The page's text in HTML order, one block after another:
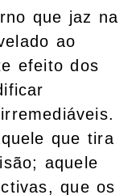
que jaz na
ao
efeito dos
que tira
aquele
que os